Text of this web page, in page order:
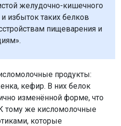
желудочно-кишечного
избыток таких белков
пищеварения и
продукты:
кефир. В них белок
изменённой форме, что
тому же кисломолочные
которые